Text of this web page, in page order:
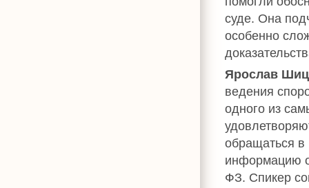
суде. Она
особенно
Ярослав
ведения
одного из
обращаться в
информацию
ФЗ. Спикер